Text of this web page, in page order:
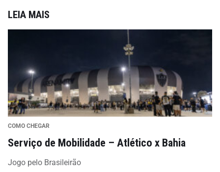
LEIA MAIS
COMO CHEGAR
Serviço de Mobilidade – Atlético x Bahia
Jogo pelo Brasileirão